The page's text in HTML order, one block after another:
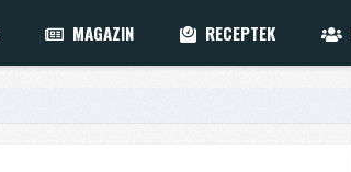
MAGAZIN RECEPTEK